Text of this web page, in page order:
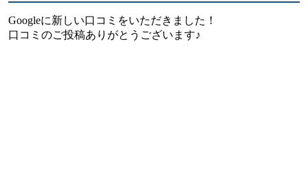
Googleに新しい口コミをいただきました！
口コミのご投稿ありがとうございます♪